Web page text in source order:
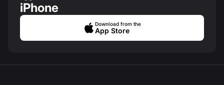
iPhone
Download from the
App Store